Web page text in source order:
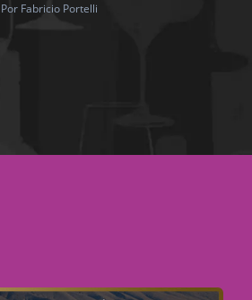
Por Fabricio Portelli